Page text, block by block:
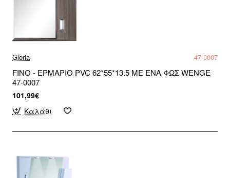
Gloria 47-0007
FINO - ΕΡΜΑΡΙΟ PVC 62*55*13.5 ΜΕ ΕΝΑ ΦΩΣ WENGE
47-0007
101,99€
Καλάθι